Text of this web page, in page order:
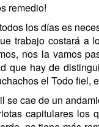
remedio!
los días es
trabajo costará
nos la vamos
que hay de
el Todo fiel,
cae de un
capitulares